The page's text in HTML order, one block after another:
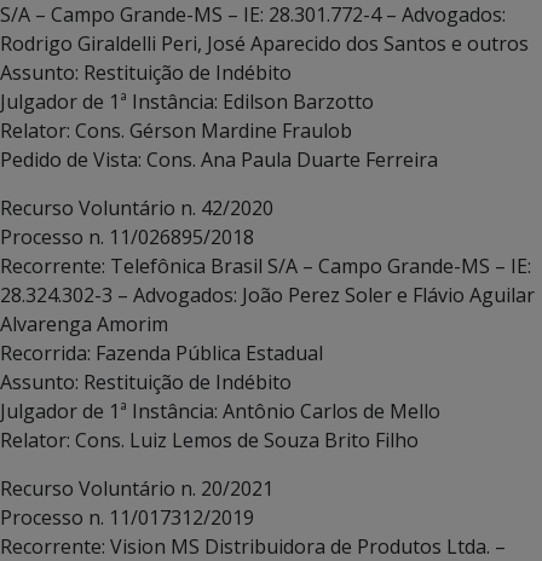
S/A – Campo Grande-MS – IE: 28.301.772-4 – Advogados:
Rodrigo Giraldelli Peri, José Aparecido dos Santos e outros
Assunto: Restituição de Indébito
Julgador de 1ª Instância: Edilson Barzotto
Relator: Cons. Gérson Mardine Fraulob
Pedido de Vista: Cons. Ana Paula Duarte Ferreira
Recurso Voluntário n. 42/2020
Processo n. 11/026895/2018
Recorrente: Telefônica Brasil S/A – Campo Grande-MS – IE:
28.324.302-3 – Advogados: João Perez Soler e Flávio Aguilar
Alvarenga Amorim
Recorrida: Fazenda Pública Estadual
Assunto: Restituição de Indébito
Julgador de 1ª Instância: Antônio Carlos de Mello
Relator: Cons. Luiz Lemos de Souza Brito Filho
Recurso Voluntário n. 20/2021
Processo n. 11/017312/2019
Recorrente: Vision MS Distribuidora de Produtos Ltda. –